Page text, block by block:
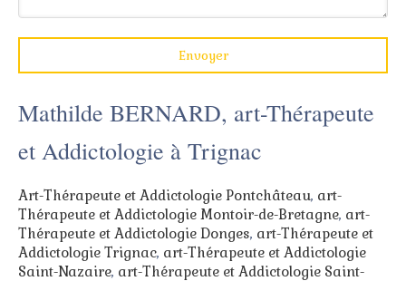
Envoyer
Mathilde BERNARD, art-Thérapeute
et Addictologie à Trignac
Art-Thérapeute et Addictologie Pontchâteau, art-
Thérapeute et Addictologie Montoir-de-Bretagne, art-
Thérapeute et Addictologie Donges, art-Thérapeute et
Addictologie Trignac, art-Thérapeute et Addictologie
Saint-Nazaire, art-Thérapeute et Addictologie Saint-